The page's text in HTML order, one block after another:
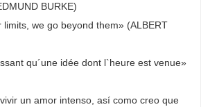
BURKE)
we go beyond them» (ALBERT
qu´une idée dont l`heure est venue»
un amor intenso, así como creo que